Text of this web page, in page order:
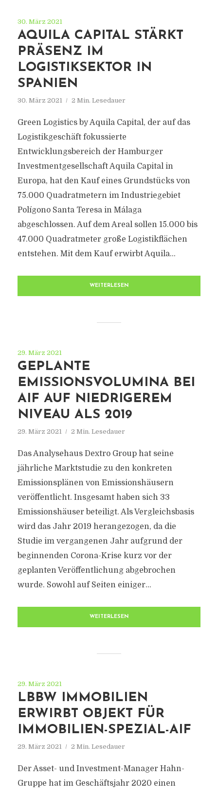
30. März 2021
AQUILA CAPITAL STÄRKT
PRÄSENZ IM
LOGISTIKSEKTOR IN
SPANIEN
30. März 2021 2 Min. Lesedauer
Green Logistics by Aquila Capital, der auf das
Logistikgeschäft fokussierte
Entwicklungsbereich der Hamburger
Investmentgesellschaft Aquila Capital in
Europa, hat den Kauf eines Grundstücks von
75.000 Quadratmetern im Industriegebiet
Polígono Santa Teresa in Málaga
abgeschlossen. Auf dem Areal sollen 15.000 bis
47.000 Quadratmeter große Logistikflächen
entstehen. Mit dem Kauf erwirbt Aquila...
WEITERLESEN
29. März 2021
GEPLANTE
EMISSIONSVOLUMINA BEI
AIF AUF NIEDRIGEREM
NIVEAU ALS 2019
29. März 2021 2 Min. Lesedauer
Das Analysehaus Dextro Group hat seine
jährliche Marktstudie zu den konkreten
Emissionsplänen von Emissionshäusern
veröffentlicht. Insgesamt haben sich 33
Emissionshäuser beteiligt. Als Vergleichsbasis
wird das Jahr 2019 herangezogen, da die
Studie im vergangenen Jahr aufgrund der
beginnenden Corona-Krise kurz vor der
geplanten Veröffentlichung abgebrochen
wurde. Sowohl auf Seiten einiger...
WEITERLESEN
29. März 2021
LBBW IMMOBILIEN
ERWIRBT OBJEKT FÜR
IMMOBILIEN-SPEZIAL-AIF
29. März 2021 2 Min. Lesedauer
Der Asset- und Investment-Manager Hahn-
Gruppe hat im Geschäftsjahr 2020 einen